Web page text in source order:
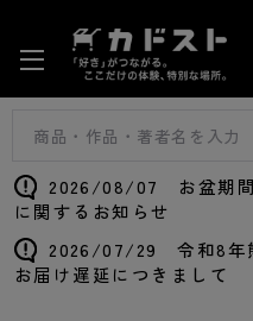
2026/08/07 お盆期間
に関するお知らせ
2026/07/29 令和8年
お届け遅延につきまして